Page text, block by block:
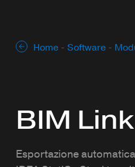
Home -Software -
BIM
Esportazione